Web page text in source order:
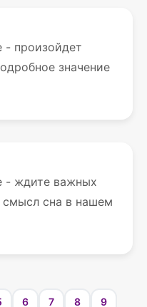
- произойдет
значение
- ждите важных
сна в нашем
6 7 8 9